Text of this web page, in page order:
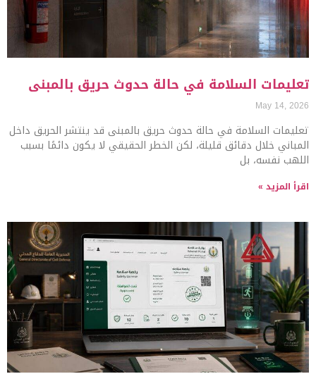
تعليمات السلامة في حالة حدوث حريق بالمبنى
May 14, 2026
تعليمات السلامة في حالة حدوث حريق بالمبنى قد ينتشر الحريق داخل
المباني خلال دقائق قليلة، لكن الخطر الحقيقي لا يكون دائمًا بسبب
اللهب نفسه، بل
اقرأ المزيد »